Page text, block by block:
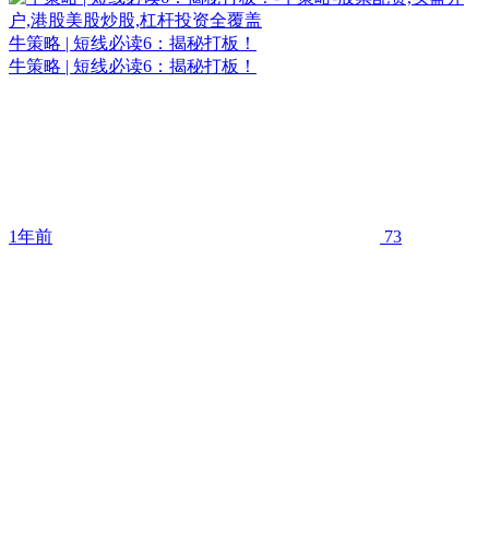
牛策略 | 短线必读6：揭秘打板！
牛策略 | 短线必读6：揭秘打板！
1年前 73